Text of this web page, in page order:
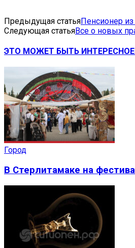
Предыдущая статьяПенсионер
Следующая статьяВсе о новых
ЭТО МОЖЕТ БЫТЬ ИНТЕРЕСНО
Город
В Стерлитамаке на